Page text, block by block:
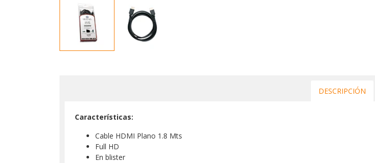
DESCRIPCIÓN
Características:
Cable HDMI Plano 1.8 Mts
Full HD
En blister